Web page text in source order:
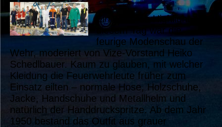
Ein weiteres Highlight an
diesem Tag war die
feurige Modenschau der
Wehr, moderiert von Vize-Vorstand Heiko
Schedlbauer. Kaum zu glauben, mit welcher
Kleidung die Feuerwehrleute früher zum
Einsatz eilten – normale Hose, Holzschuhe,
Jacke, Handschuhe und Metallhelm und
natürlich der Handdruckspritze. Ab dem Jahr
1950 bestand das Outfit aus grauer